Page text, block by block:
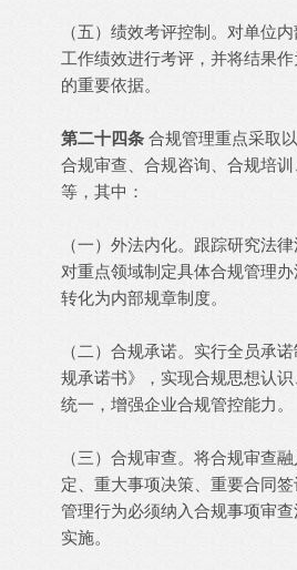
（五）绩效考评控制。对单位
工作绩效进行考评，并将结果
的重要依据。
第二十四条 合规管理重点采取
合规审查、合规咨询、合规培
等，其中：
（一）外法内化。跟踪研究法
对重点领域制定具体合规管理
转化为内部规章制度。
（二）合规承诺。实行全员承
规承诺书》，实现合规思想认
统一，增强企业合规管控能力。
（三）合规审查。将合规审查
定、重大事项决策、重要合同
管理行为必须纳入合规事项审
实施。